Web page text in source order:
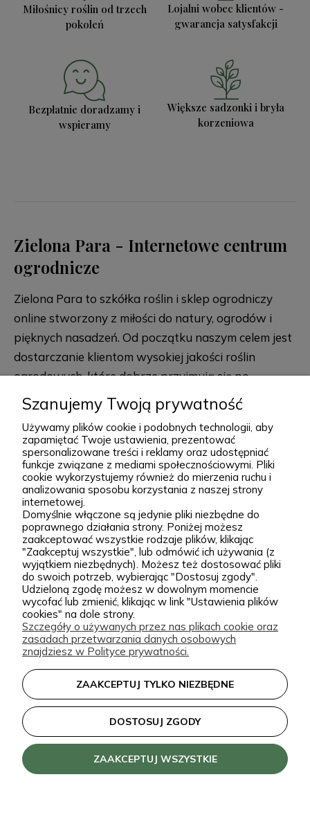
Miłośnicy roślin od trzech
pokoleń
Lojalni wobec klientów -
gwarancja satysfakcji
Bezpłatnie doradzamy i
wspieramy
Większe sadzonki i bryła
korzeniowa
Zielona Para - Internetowe centrum
ogrodnicze
Zielona Para to szkółka roślin i sklep ogrodniczy
online stworzony z miłości do natury, ogrodów i
pięknych nasadzeń. Od początku naszym celem jest
dostarczanie klientom wysokiej jakości roślin
ogrodowych, które dobrze przyjmują się po
posadzeniu i przez lata zdobią przydomowe
rabaty, skalniaki, ogrody naturalistyczne oraz
większe kompozycje krajobrazowe. Za Zieloną Parą
stoją Wiktor i Klaudia, którzy z dużą starannością
dobierają każdą odmianę dostępną w naszej
ofercie. W sprzedaży znajdziesz zarówno
sprawdzone, klasyczne gatunki, jak i ciekawsze,
bardziej unikatowe krzewy ozdobne, drzewa, byliny
oraz sadzonki do ogrodu. Każda roślina jest przez
nas pielęgnowana, nawożona, przycinana i
przygotowywana tak, aby mogła trafić do Twojego
ogrodu w jak najlepszej kondycji. W Zielonej Parze
stawiamy przede wszystkim na jakość sadzonek.
Wiemy, że dobrze ukorzeniona, zdrowa roślina to
podstawa udanego ogrodu, dlatego nie traktujemy
sprzedaży roślin jak zwykłej wysyłki produktu.
Nasze sadzonki są starannie prowadzone i
zabezpieczane przed transportem, dzięki czemu
klienci doceniają je za wygląd, kondycję oraz dobre
przyjęcie po posadzeniu. Pozytywne opinie o
rozwiń więcej
Podgórna 9, 97-565 Brudzice
+48 793 037 145
kontakt@zielonapara.pl
Kategorie
Informacje
zielonapara.pl © 2026
Made with
by
Szanujemy Twoją prywatność
Używamy plików cookie i podobnych technologii, aby
zapamiętać Twoje ustawienia, prezentować
spersonalizowane treści i reklamy oraz udostępniać
funkcje związane z mediami społecznościowymi. Pliki
cookie wykorzystujemy również do mierzenia ruchu i
analizowania sposobu korzystania z naszej strony
internetowej.
Domyślnie włączone są jedynie pliki niezbędne do
poprawnego działania strony. Poniżej możesz
zaakceptować wszystkie rodzaje plików, klikając
"Zaakceptuj wszystkie", lub odmówić ich używania (z
wyjątkiem niezbędnych). Możesz też dostosować pliki
do swoich potrzeb, wybierając "Dostosuj zgody".
Udzieloną zgodę możesz w dowolnym momencie
wycofać lub zmienić, klikając w link "Ustawienia plików
cookies" na dole strony.
Szczegóły o używanych przez nas plikach cookie oraz
zasadach przetwarzania danych osobowych
znajdziesz w Polityce prywatności.
ZAAKCEPTUJ TYLKO NIEZBĘDNE
DOSTOSUJ ZGODY
ZAAKCEPTUJ WSZYSTKIE